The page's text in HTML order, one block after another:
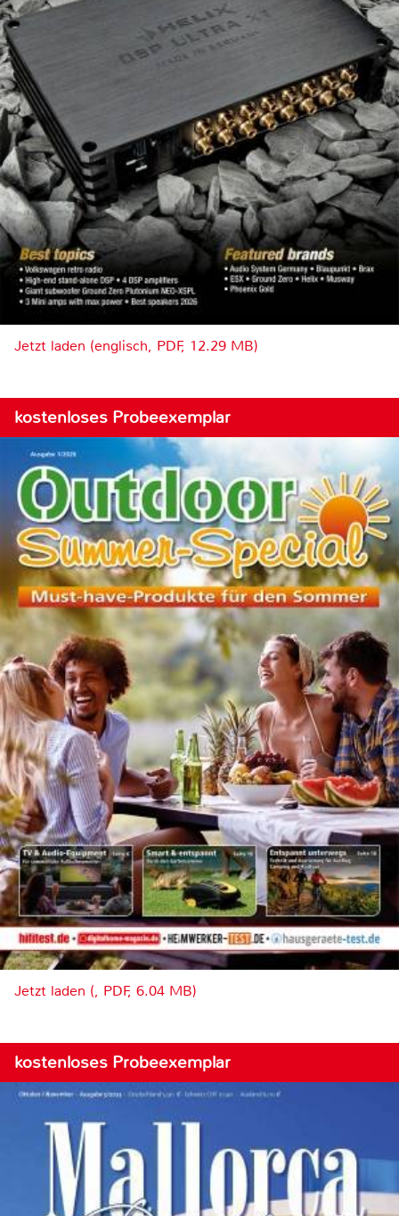
Jetzt laden (englisch, PDF, 12.29 MB)
kostenloses Probeexemplar
Jetzt laden (, PDF, 6.04 MB)
kostenloses Probeexemplar